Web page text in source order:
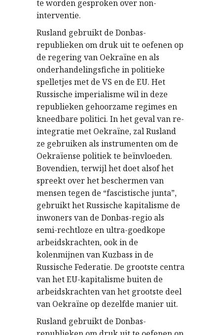
te worden gesproken over non-
interventie.
Rusland gebruikt de Donbas-
republieken om druk uit te oefenen op
de regering van Oekraïne en als
onderhandelingsfiche in politieke
spelletjes met de VS en de EU. Het
Russische imperialisme wil in deze
republieken gehoorzame regimes en
kneedbare politici. In het geval van re-
integratie met Oekraïne, zal Rusland
ze gebruiken als instrumenten om de
Oekraïense politiek te beïnvloeden.
Bovendien, terwijl het doet alsof het
spreekt over het beschermen van
mensen tegen de “fascistische junta”,
gebruikt het Russische kapitalisme de
inwoners van de Donbas-regio als
semi-rechtloze en ultra-goedkope
arbeidskrachten, ook in de
kolenmijnen van Kuzbass in de
Russische Federatie. De grootste centra
van het EU-kapitalisme buiten de
arbeidskrachten van het grootste deel
van Oekraïne op dezelfde manier uit.
Rusland gebruikt de Donbas-